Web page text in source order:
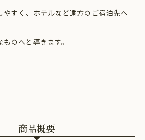
やすく、ホテルなど遠方のご宿泊先へ
のへと導きます。
商品概要